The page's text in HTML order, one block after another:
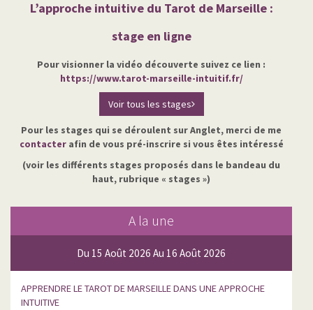
L’approche intuitive du Tarot de Marseille :
stage en ligne
Pour visionner la vidéo découverte suivez ce lien :
https://www.tarot-marseille-intuitif.fr/
Voir tous les stages
Pour les stages qui se déroulent sur Anglet, merci de me
contacterafin de vous pré-inscrire si vous êtes intéressé
(voir les différents stages proposés dans le bandeau du
haut, rubrique « stages »)
A la une
Du 15 Août 2026 Au 16 Août 2026
APPRENDRE LE TAROT DE MARSEILLE DANS UNE APPROCHE
INTUITIVE